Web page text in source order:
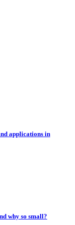
applications in
why so small?